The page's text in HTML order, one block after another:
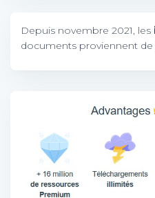
Depuis novembre 2021, les
documents proviennent de